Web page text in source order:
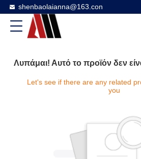
shenbaolaianna@163.con
Λυπάμαι! Αυτό το προϊόν δεν
Let's see if there are any related
you